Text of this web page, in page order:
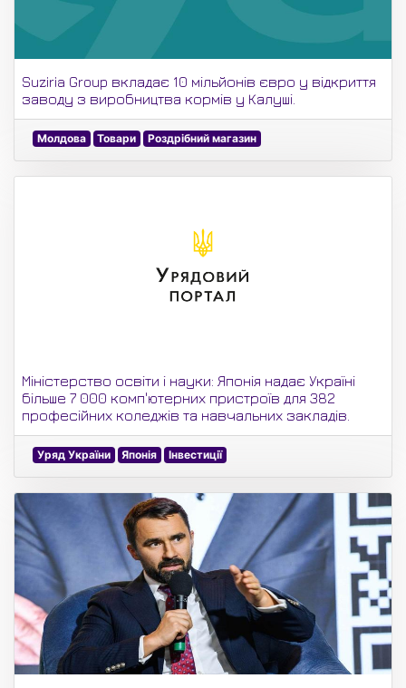
Suziria Group вкладає 10 мільйонів євро у відкриття
заводу з виробництва кормів у Калуші.
Молдова Товари Роздрібний магазин
Міністерство освіти і науки: Японія надає Україні
більше 7 000 комп'ютерних пристроїв для 382
професійних коледжів та навчальних закладів.
Уряд України Японія Інвестиції